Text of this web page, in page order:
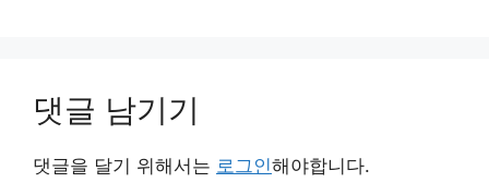
댓글 남기기
댓글을 달기 위해서는 로그인해야합니다.